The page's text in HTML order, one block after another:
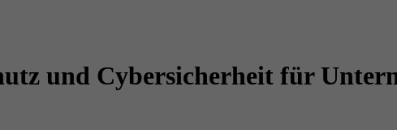
und Cybersicherheit für